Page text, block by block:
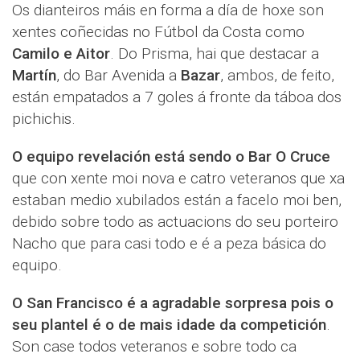
Os dianteiros máis en forma a día de hoxe son
xentes coñecidas no Fútbol da Costa como
Camilo e Aitor. Do Prisma, hai que destacar a
Martín, do Bar Avenida a Bazar, ambos, de feito,
están empatados a 7 goles á fronte da táboa dos
pichichis.
O equipo revelación está sendo o Bar O Cruce
que con xente moi nova e catro veteranos que xa
estaban medio xubilados están a facelo moi ben,
debido sobre todo as actuacions do seu porteiro
Nacho que para casi todo e é a peza básica do
equipo.
O San Francisco é a agradable sorpresa pois o
seu plantel é o de mais idade da competición.
Son case todos veteranos e sobre todo ca